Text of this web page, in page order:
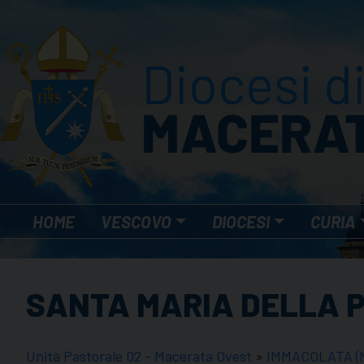
content
HOME VESCOVO DIOCESI CURIA
SANTA MARIA DELLA
Unità Pastorale 02 - Macerata Ovest » IMMACOLATA